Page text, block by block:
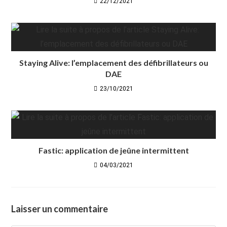
Staying Alive: l’emplacement des défibrillateurs ou
DAE
23/10/2021
Fastic: application de jeûne intermittent
04/03/2021
Laisser un commentaire